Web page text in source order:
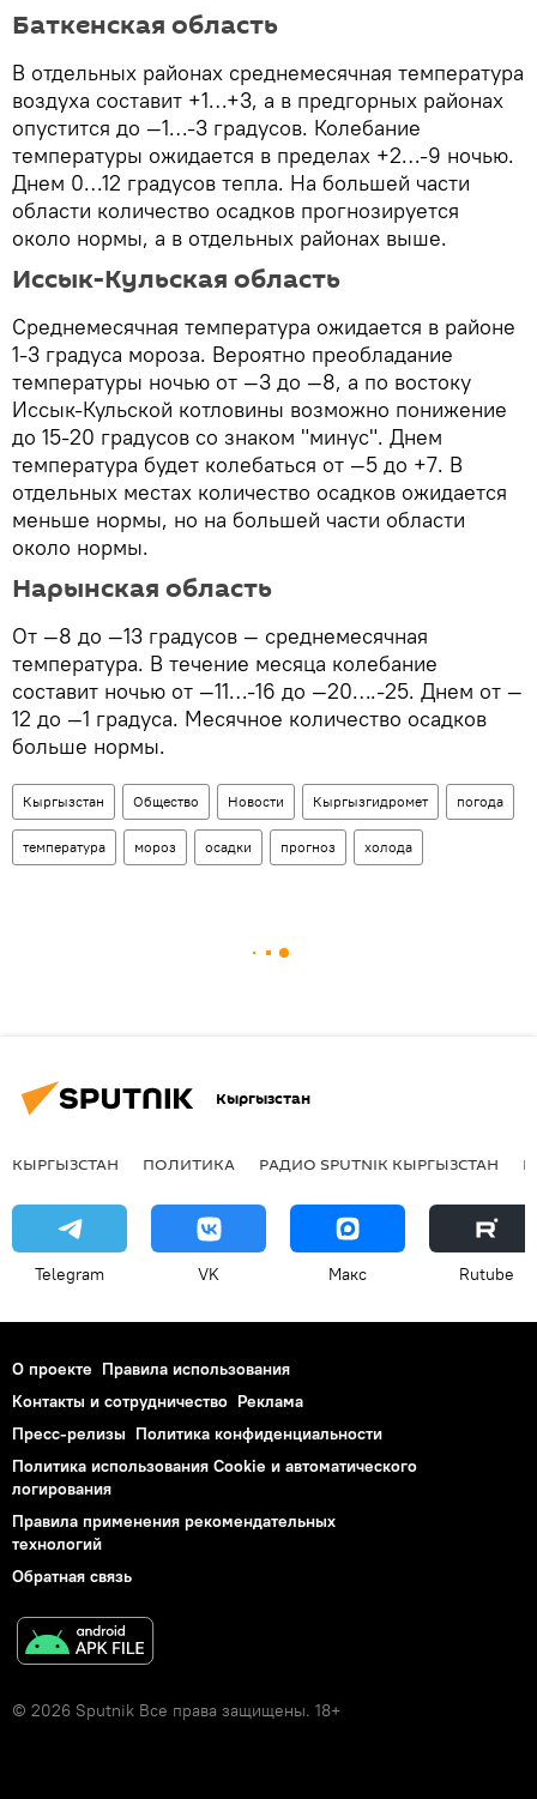
Баткенская область
В отдельных районах среднемесячная температура
воздуха составит +1…+3, а в предгорных районах
опустится до —1…-3 градусов. Колебание
температуры ожидается в пределах +2…-9 ночью.
Днем 0…12 градусов тепла. На большей части
области количество осадков прогнозируется
около нормы, а в отдельных районах выше.
Иссык-Кульская область
Среднемесячная температура ожидается в районе
1-3 градуса мороза. Вероятно преобладание
температуры ночью от —3 до —8, а по востоку
Иссык-Кульской котловины возможно понижение
до 15-20 градусов со знаком "минус". Днем
температура будет колебаться от —5 до +7. В
отдельных местах количество осадков ожидается
меньше нормы, но на большей части области
около нормы.
Нарынская область
От —8 до —13 градусов — среднемесячная
температура. В течение месяца колебание
составит ночью от —11…-16 до —20….-25. Днем от —
12 до —1 градуса. Месячное количество осадков
больше нормы.
Кыргызстан Общество Новости Кыргызгидромет погода
температура мороз осадки прогноз холода
Кыргызстан
КЫРГЫЗСТАН ПОЛИТИКА РАДИО SPUTNIK КЫРГЫЗСТАН
Telegram VK Макс Rutube
О проекте Правила использования
Контакты и сотрудничество Реклама
Пресс-релизы Политика конфиденциальности
Политика использования Cookie и автоматического
логирования
Правила применения рекомендательных
технологий
Обратная связь
© 2026 Sputnik Все права защищены. 18+